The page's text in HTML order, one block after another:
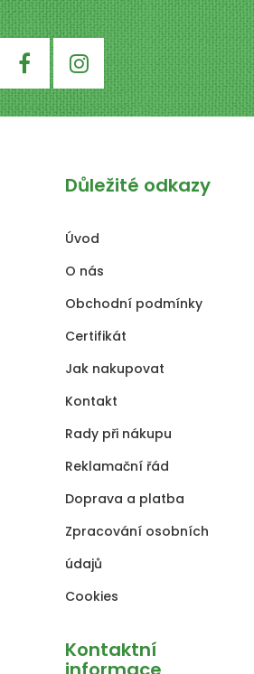
Důležité odkazy
Úvod
O nás
Obchodní podmínky
Certifikát
Jak nakupovat
Kontakt
Rady při nákupu
Reklamační řád
Doprava a platba
Zpracování osobních
údajů
Cookies
Kontaktní